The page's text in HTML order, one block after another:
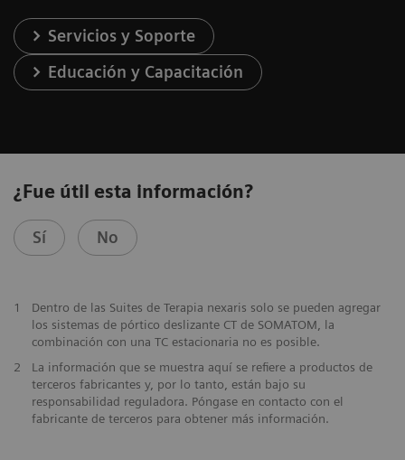
Servicios y Soporte
Educación y Capacitación
¿Fue útil esta información?
Sí No
1
Dentro de las Suites de Terapia nexaris solo se pueden agregar
los sistemas de pórtico deslizante CT de SOMATOM, la
combinación con una TC estacionaria no es posible.
2
La información que se muestra aquí se refiere a productos de
terceros fabricantes y, por lo tanto, están bajo su
responsabilidad reguladora. Póngase en contacto con el
fabricante de terceros para obtener más información.